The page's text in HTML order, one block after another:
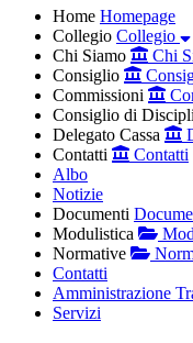
Home Homepage
Collegio Collegio
Chi Siamo
Chi
Consiglio
Commissioni
Consiglio di
Delegato Cassa
Contatti
Contatti
Albo
Notizie
Documenti
Modulistica
Normative
Contatti
Amministrazione
Servizi